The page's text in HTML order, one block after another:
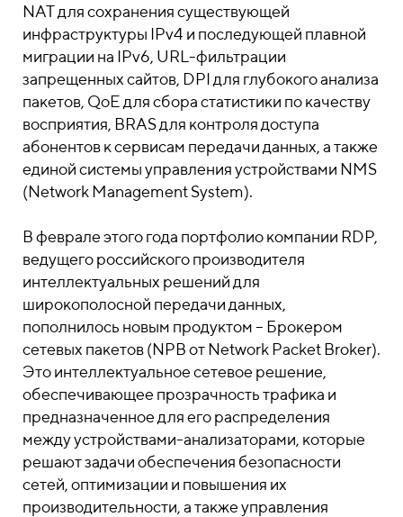
NAT для сохранения существующей
инфраструктуры IPv4 и последующей плавной
миграции на IPv6, URL-фильтрации
запрещенных сайтов, DPI для глубокого анализа
пакетов, QoE для сбора статистики по качеству
восприятия, BRAS для контроля доступа
абонентов к сервисам передачи данных, а также
единой системы управления устройствами NMS
(Network Management System).
В феврале этого года портфолио компании RDP,
ведущего российского производителя
интеллектуальных решений для
широкополосной передачи данных,
пополнилось новым продуктом – Брокером
сетевых пакетов (NPB от Network Packet Broker).
Это интеллектуальное сетевое решение,
обеспечивающее прозрачность трафика и
предназначенное для его распределения
между устройствами-анализаторами, которые
решают задачи обеспечения безопасности
сетей, оптимизации и повышения их
производительности, а также управления